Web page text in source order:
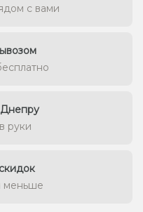
с вами
Днепру
руки
меньше